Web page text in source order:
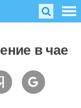
в чае